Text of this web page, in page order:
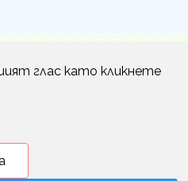
глас като кликнете